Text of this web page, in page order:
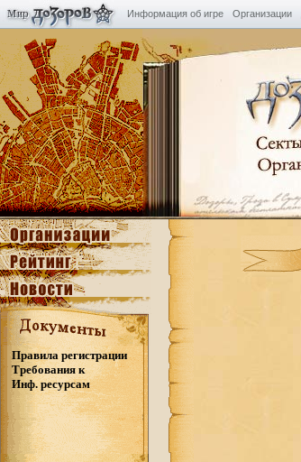
Информация об игре Организации
Правила регистрации
Требования к
Инф. ресурсам